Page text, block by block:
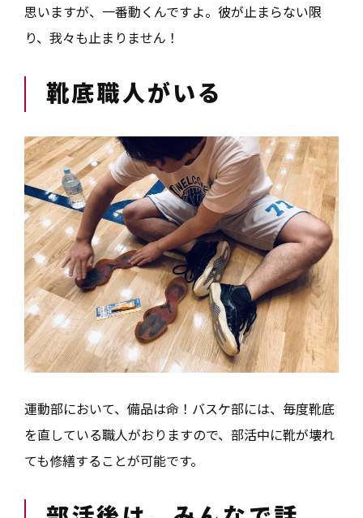
思いますが、一番動くんですよ。彼が止まらない限
り、我々も止まりません！
靴底職人がいる
運動部において、備品は命！バスケ部には、毎度靴底
を直している職人がおりますので、部活中に靴が壊れ
ても修繕することが可能です。